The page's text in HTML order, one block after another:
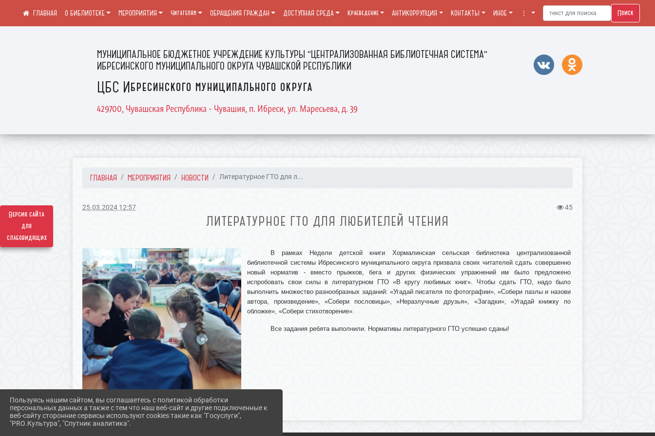
Версия сайта
для
слабовидящих
МУНИЦИПАЛЬНОЕ БЮДЖЕТНОЕ УЧРЕЖДЕНИЕ КУЛЬТУРЫ "ЦЕНТРАЛИЗОВАННАЯ БИБЛИОТЕЧНАЯ СИСТЕМА"
ИБРЕСИНСКОГО МУНИЦИПАЛЬНОГО ОКРУГА ЧУВАШСКОЙ РЕСПУБЛИКИ
ЦБС Ибресинского муниципального округа
429700, Чувашская Республика - Чувашия, п. Ибреси, ул. Маресьева, д. 39
О БИБЛИОТЕКЕ МЕРОПРИЯТИЯ Читателям ОБРАЩЕНИЯ ГРАЖДАН ДОСТУПНАЯ СРЕДА Краеведение АНТИКОРРУПЦИЯ КОНТАКТЫ ИНОЕ ⋮ Поиск
ГЛАВНАЯ МЕРОПРИЯТИЯ НОВОСТИ Литературное ГТО для л...
25.03.2024 12:57 45
ЛИТЕРАТУРНОЕ ГТО ДЛЯ ЛЮБИТЕЛЕЙ ЧТЕНИЯ
В рамках Недели детской книги Хормалинская сельская библиотека централизованной
библиотечной системы Ибресинского муниципального округа призвала своих читателей сдать совершенно
новый норматив - вместо прыжков, бега и других физических упражнений им было предложено
испробовать свои силы в литературном ГТО «В кругу любимых книг». Чтобы сдать ГТО, надо было
выполнить множество разнообразных заданий: «Угадай писателя по фотографии», «Собери пазлы и назови
автора, произведение», «Собери пословицы», «Неразлучные друзья», «Загадки», «Угадай книжку по
обложке», «Собери стихотворение».
Все задания ребята выполнили. Нормативы литературного ГТО успешно сданы!
Пользуясь нашим сайтом, вы соглашаетесь с политикой обработки
персональных данных а также с тем что наш веб-сайт и другие подключенные к
веб-сайту сторонние сервисы используют cookies такие как "Госуслуги",
"PRO.Культура", "Спутник аналитика".